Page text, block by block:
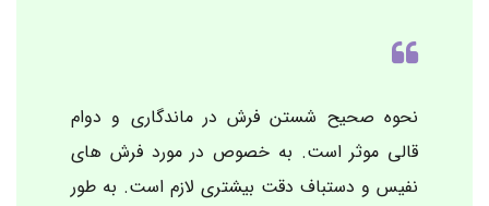
نحوه صحیح شستن فرش در ماندگاری و دوام
قالی موثر است. به خصوص در مورد فرش های
نفیس و دستباف دقت بیشتری لازم است. به طور